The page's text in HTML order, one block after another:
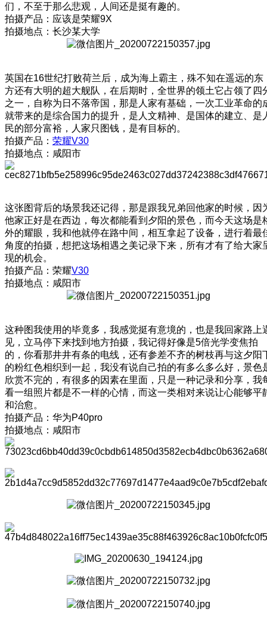
们，不至于那么悲观，人间还是挺有趣的。
拍摄产品：应该是荣耀9X
拍摄地点：长沙某大学
英国在16世纪打败荷兰后，成为海上霸主，殊不知在遥远的东
方还有大明的超大舰队，在后期时，全世界的领土它占领了四
之一，自称为日不落帝国，那是人家有基础，一次工业革命的
就带来的是综合国力的提升，是人文精神、是国体的建立、是
民的部分富裕，人家只图钱，是有目标的。
拍摄产品： 荣耀V30
拍摄地点：咸阳市
这张图背后的场景我还记得，那是跟我兄弟回他家的时候，因
他家正好是在西边，每次都能看到夕阳的景色，而今天这场是
外的耀眼，我和他就停在路中间，相互拿起了设备，进行着最
角度的拍摄，想把这场相遇之美记录下来，所有才有了给大家
现的机会。
拍摄产品：荣耀V30
拍摄地点：咸阳市
这种图我使用的毕竟多，我感觉挺有意境的，也是我回家路上
见，立马停下来找到地方拍摄，我记得好像是5倍光学变焦拍
的，你看那井井有条的电线，还有参差不齐的树枝再与这夕阳
的粉红色相织到一起，我没有说自己拍的有多么多么好，景色
欣赏不完的，有很多的因素在里面，只是一种记录和分享，我
看一组照片都是不一样的心情，而这一类相对来说让心能够平
和治愈。
拍摄产品：华为P40pro
拍摄地点：咸阳市